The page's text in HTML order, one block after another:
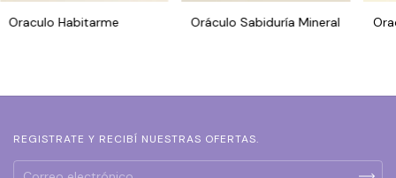
Oraculo Habitarme Oráculo Sabiduría Mineral
REGISTRATE Y RECIBÍ NUESTRAS OFERTAS.